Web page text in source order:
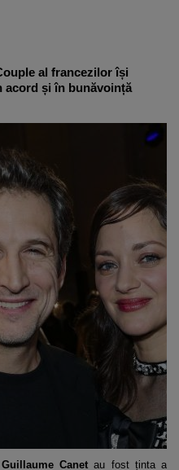
al francezilor își
acord și în bunăvoință
Guillaume Canetau fost ținta a